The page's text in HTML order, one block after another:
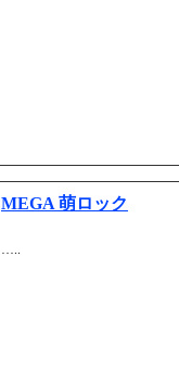
MEGA 萌ロック
…..